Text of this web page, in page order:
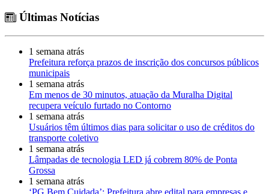
Últimas Notícias
1 semana atrás
Prefeitura reforça prazos de inscrição dos concursos públicos
municipais
1 semana atrás
Em menos de 30 minutos, atuação da Muralha Digital
recupera veículo furtado no Contorno
1 semana atrás
Usuários têm últimos dias para solicitar o uso de créditos do
transporte coletivo
1 semana atrás
Lâmpadas de tecnologia LED já cobrem 80% de Ponta
Grossa
1 semana atrás
‘PG Bem Cuidada’: Prefeitura abre edital para empresas e